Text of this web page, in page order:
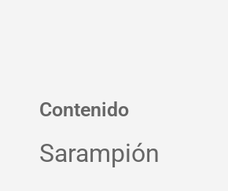
Contenido
Sarampión